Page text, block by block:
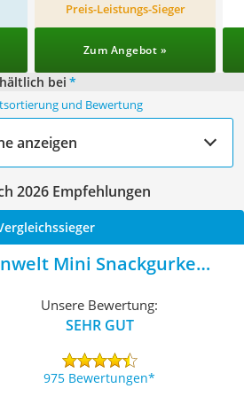
Preis-Leistungs-Sieger
Zum Angebot »
bei *
und Bewertung
anzeigen
2026 Empfehlungen
Mini Snackgurke
Unsere Bewertung:
SEHR GUT
975 Bewertungen